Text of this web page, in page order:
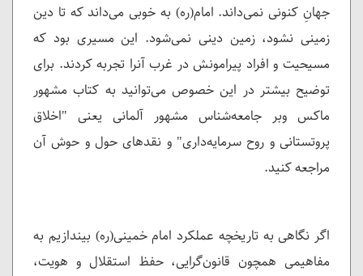
جهانِ کنونی نمی‌داند. امام(ره) به خوبی می‌داند که تا دین
زمینی نشود، زمین دینی نمی‌شود. این مسیری بود که
مسیحیت و افراد پیرامونش در غرب آنرا تجربه کردند. برای
توضیح بیشتر در این خصوص می‌توانید به کتاب مشهور
ماکس وبر جامعه‌شناس مشهور آلمانی یعنی "اخلاق
پروتستانی و روح سرمایه‌داری" و نقدهای حول و حوش آن
مراجعه کنید.
اگر نگاهی به تاریخچه عملکرد امام خمینی(ره) بیندازیم به
مفاهیمی همچون قانون‌گرایی، حفظ استقلال و هویت،